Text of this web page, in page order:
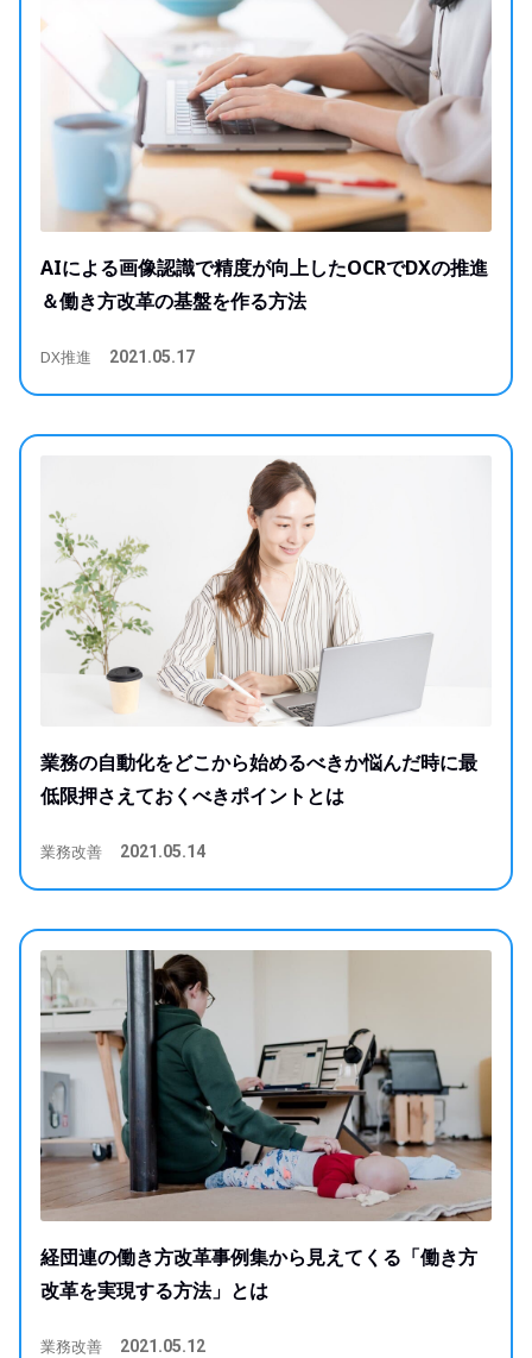
AIによる画像認識で精度が向上したOCRでDXの推進
＆働き方改革の基盤を作る方法
DX推進 2021.05.17
業務の自動化をどこから始めるべきか悩んだ時に最
低限押さえておくべきポイントとは
業務改善 2021.05.14
経団連の働き方改革事例集から見えてくる「働き方
改革を実現する方法」とは
業務改善 2021.05.12